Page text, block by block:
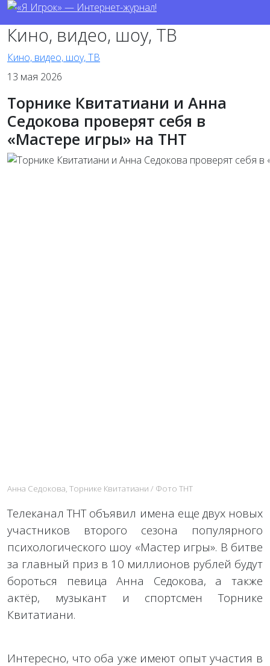
Кино, видео, шоу, ТВ
Кино, видео, шоу, ТВ
13 мая 2026
Торнике Квитатиани и Анна
Седокова проверят себя в
«Мастере игры» на ТНТ
Анна Седокова, Торнике Квитатиани / Фото ТНТ
Телеканал ТНТ объявил имена еще двух новых
участников второго сезона популярного
психологического шоу «Мастер игры». В битве
за главный приз в 10 миллионов рублей будут
бороться певица Анна Седокова, а также
актёр, музыкант и спортсмен Торнике
Квитатиани.
Интересно, что оба уже имеют опыт участия в